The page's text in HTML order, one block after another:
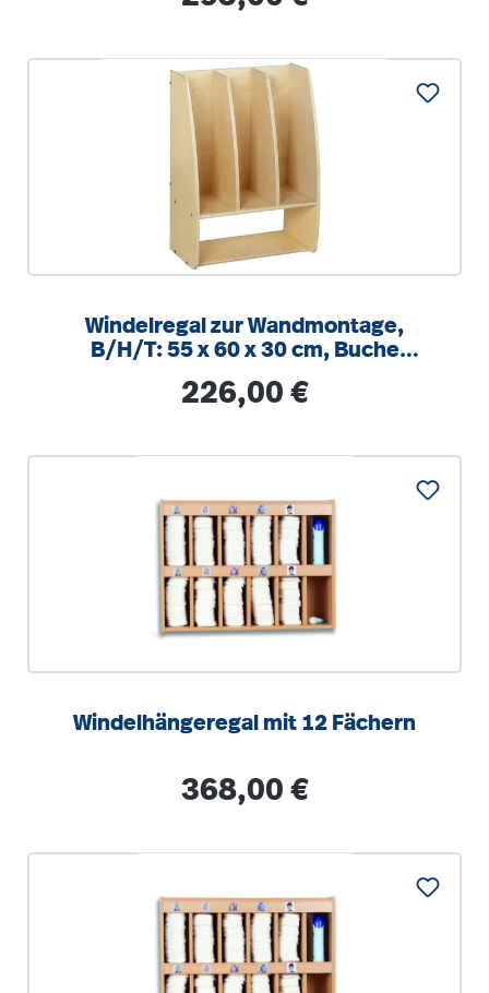
Windelregal zur Wandmontage,
B/H/T: 55 x 60 x 30 cm, Buche
Regulärer Preis:
226,00 €
Windelhängeregal mit 12 Fächern
Regulärer Preis:
368,00 €